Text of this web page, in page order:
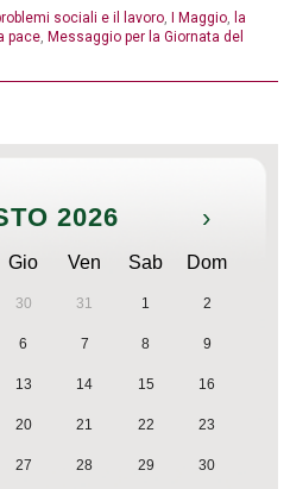
sociali e il lavoro, I Maggio, la
pace, Messaggio per la Giornata del
2026 ›
Gio Ven Sab Dom
30 31 1 2
6 7 8 9
13 14 15 16
20 21 22 23
27 28 29 30